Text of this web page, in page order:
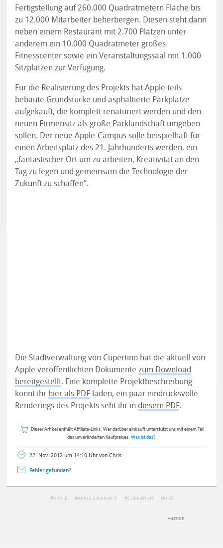
Fertigstellung auf 260.000 Quadratmetern Fläche bis
zu 12.000 Mitarbeiter beherbergen. Diesen steht dann
neben einem Restaurant mit 2.700 Plätzen unter
anderem ein 10.000 Quadratmeter großes
Fitnesscenter sowie ein Veranstaltungssaal mit 1.000
Sitzplätzen zur Verfügung.
Für die Realisierung des Projekts hat Apple teils
bebaute Grundstücke und asphaltierte Parkplätze
aufgekauft, die komplett renaturiert werden und den
neuen Firmensitz als große Parklandschaft umgeben
sollen. Der neue Apple-Campus solle beispielhaft für
einen Arbeitsplatz des 21. Jahrhunderts werden, ein
„fantastischer Ort um zu arbeiten, Kreativität an den
Tag zu legen und gemeinsam die Technologie der
Zukunft zu schaffen“.
Die Stadtverwaltung von Cupertino hat die aktuell von
Apple veröffentlichten Dokumentezum Download
bereitgestellt. Eine komplette Projektbeschreibung
könnt ihr hier als PDF laden, ein paar eindrucksvolle
Renderings des Projekts seht ihr in diesem PDF.
Dieser Artikel enthält Affiliate-Links. Wer darüber einkauft unterstützt uns mit einem Teil
des unveränderten Kaufpreises. Was ist das?
22. Nov. 2012 um 14:10 Uhr von Chris
Fehler gefunden?
APPLE APPLE CAMPUS 2 CUPERTINO UFO